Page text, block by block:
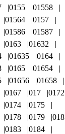
0155
01558
01564
0157
01586
01587
0163
01632
01635
0164
0165
01654
01656
01658
0167 017
0172
0174
0175
0178 0179
018
0183
0184